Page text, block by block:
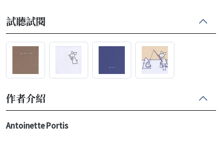
試聽試閱
作者介紹
Antoinette Portis